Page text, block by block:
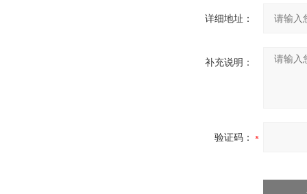
详细地址：
补充说明：
验证码：